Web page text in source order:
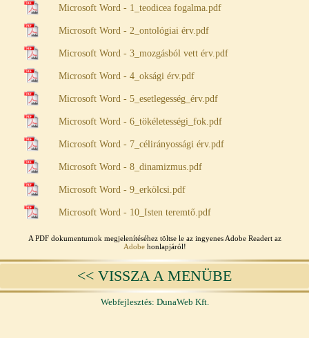
Microsoft Word - 1_teodicea fogalma.pdf
Microsoft Word - 2_ontológiai érv.pdf
Microsoft Word - 3_mozgásból vett érv.pdf
Microsoft Word - 4_oksági érv.pdf
Microsoft Word - 5_esetlegesség_érv.pdf
Microsoft Word - 6_tökéletességi_fok.pdf
Microsoft Word - 7_célirányossági érv.pdf
Microsoft Word - 8_dinamizmus.pdf
Microsoft Word - 9_erkölcsi.pdf
Microsoft Word - 10_Isten teremtő.pdf
A PDF dokumentumok megjelenítéséhez töltse le az ingyenes Adobe Readert az
Adobehonlapjáról!
<< VISSZA A MENÜBE
Webfejlesztés: DunaWeb Kft.